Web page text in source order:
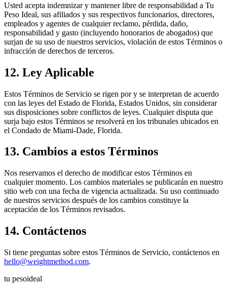
Usted acepta indemnizar y mantener libre de responsabilidad a Tu
Peso Ideal, sus afiliados y sus respectivos funcionarios, directores,
empleados y agentes de cualquier reclamo, pérdida, daño,
responsabilidad y gasto (incluyendo honorarios de abogados) que
surjan de su uso de nuestros servicios, violación de estos Términos o
infracción de derechos de terceros.
12. Ley Aplicable
Estos Términos de Servicio se rigen por y se interpretan de acuerdo
con las leyes del Estado de Florida, Estados Unidos, sin considerar
sus disposiciones sobre conflictos de leyes. Cualquier disputa que
surja bajo estos Términos se resolverá en los tribunales ubicados en
el Condado de Miami-Dade, Florida.
13. Cambios a estos Términos
Nos reservamos el derecho de modificar estos Términos en
cualquier momento. Los cambios materiales se publicarán en nuestro
sitio web con una fecha de vigencia actualizada. Su uso continuado
de nuestros servicios después de los cambios constituye la
aceptación de los Términos revisados.
14. Contáctenos
Si tiene preguntas sobre estos Términos de Servicio, contáctenos en
hello@weightmethod.com.
tu pesoideal